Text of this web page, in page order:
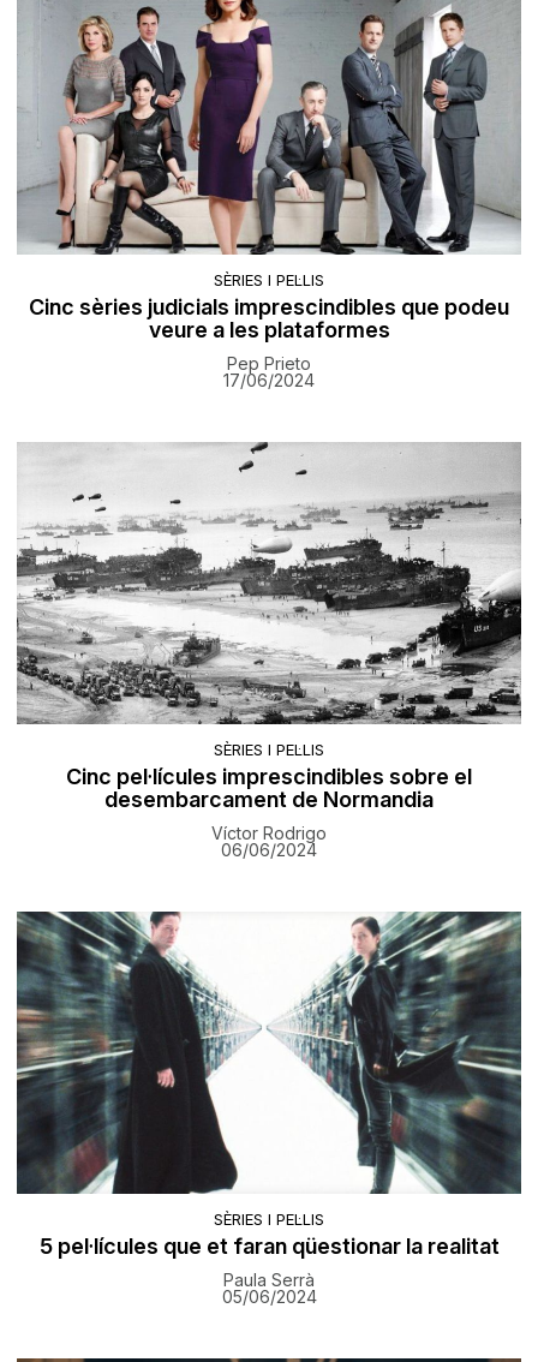
SÈRIES I PEL·LIS
Cinc sèries judicials imprescindibles que podeu
veure a les plataformes
Pep Prieto
17/06/2024
SÈRIES I PEL·LIS
Cinc pel·lícules imprescindibles sobre el
desembarcament de Normandia
Víctor Rodrigo
06/06/2024
SÈRIES I PEL·LIS
5 pel·lícules que et faran qüestionar la realitat
Paula Serrà
05/06/2024